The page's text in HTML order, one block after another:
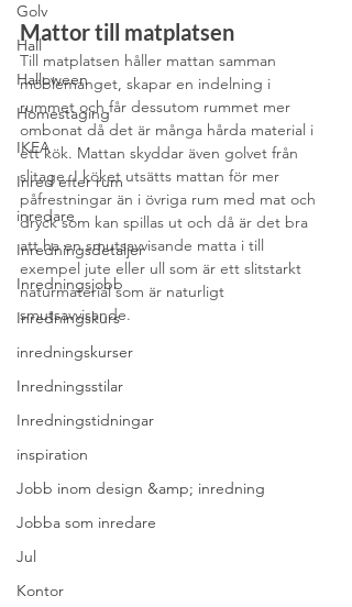
Golv
Hall
Halloween
Homestaging
IKEA
Inred efter rum
inredare
Inredningsdetaljer
Inredningsjobb
Inredningskurs
inredningskurser
Inredningsstilar
Inredningstidningar
inspiration
Jobb inom design &amp; inredning
Jobba som inredare
Jul
Kontor
Mattor till matplatsen
Till matplatsen håller mattan samman
möblemanget, skapar en indelning i
rummet och får dessutom rummet mer
ombonat då det är många hårda material i
ett kök. Mattan skyddar även golvet från
slitage. I köket utsätts mattan för mer
påfrestningar än i övriga rum med mat och
dryck som kan spillas ut och då är det bra
att ha en smutsavvisande matta i till
exempel jute eller ull som är ett slitstarkt
naturmaterial som är naturligt
smutsavvisande.